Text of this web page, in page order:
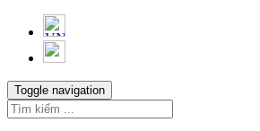
Toggle navigation